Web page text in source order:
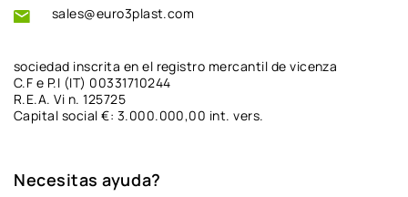
sales@euro3plast.com
sociedad inscrita en el registro mercantil de vicenza
C.F e P.I (IT) 00331710244
R.E.A. Vi n. 125725
Capital social €: 3.000.000,00 int. vers.
Necesitas ayuda?